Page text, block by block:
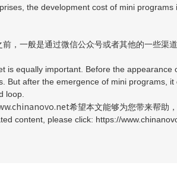
the development cost of mini programs
，一般是通过微信公众号或者其他的一些渠
is equally important. Before the
But after the emergence of mini programs,
loop.
希望本文能够为您带来帮助
content, please click: https://